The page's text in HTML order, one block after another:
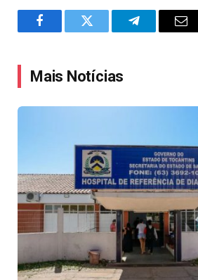
FacebookTwitter Telegram
Mais Notícias